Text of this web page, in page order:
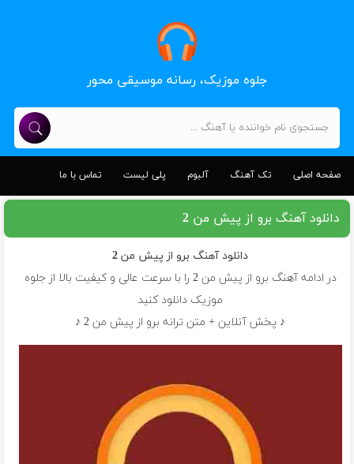
جلوه موزیک، رسانه موسیقی محور
صفحه اصلی تک آهنگ آلبوم پلی لیست تماس با ما
دانلود آهنگ برو از پیش من 2
دانلود آهنگ برو از پیش من 2
در ادامه آهنگ برو از پیش من 2 را با سرعت عالی و کیفیت بالا از جلوه
موزیک دانلود کنید
♪ پخش آنلاین + متن ترانه برو از پیش من 2 ♪